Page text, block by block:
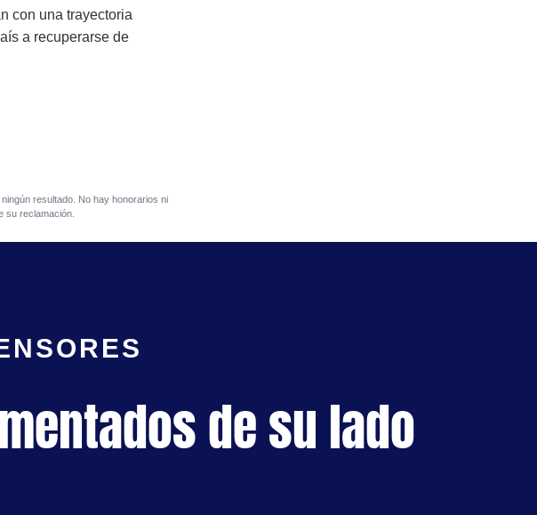
con una trayectoria
a recuperarse de
resultado. No hay honorarios ni
su reclamación.
de su lado